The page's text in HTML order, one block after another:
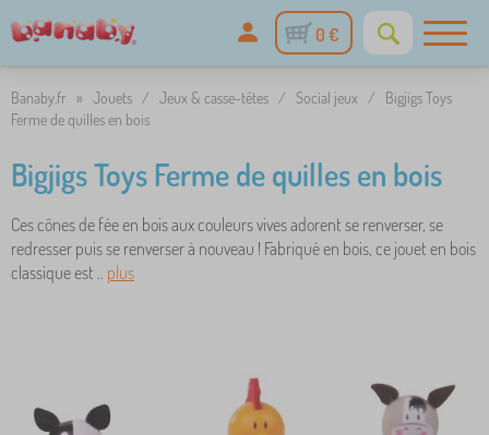
0 €
Banaby.fr » Jouets / Jeux & casse-têtes / Social jeux /
Bigjigs Toys
Ferme de quilles en bois
Bigjigs Toys Ferme de quilles en bois
Ces cônes de fée en bois aux couleurs vives adorent se renverser, se
redresser puis se renverser à nouveau ! Fabriqué en bois, ce jouet en bois
classique est .. plus